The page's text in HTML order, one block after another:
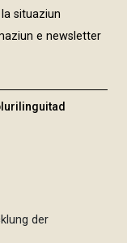
situaziun
e newsletter
der